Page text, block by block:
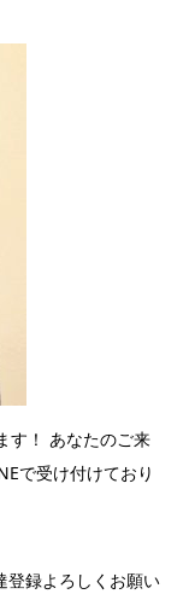
す！ あなたのご来
で受け付けており
登録よろしくお願い